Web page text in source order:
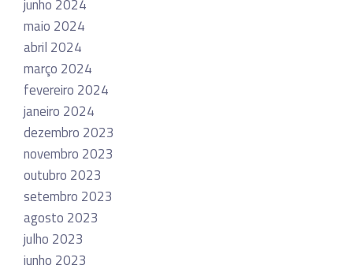
junho 2024
maio 2024
abril 2024
março 2024
fevereiro 2024
janeiro 2024
dezembro 2023
novembro 2023
outubro 2023
setembro 2023
agosto 2023
julho 2023
junho 2023